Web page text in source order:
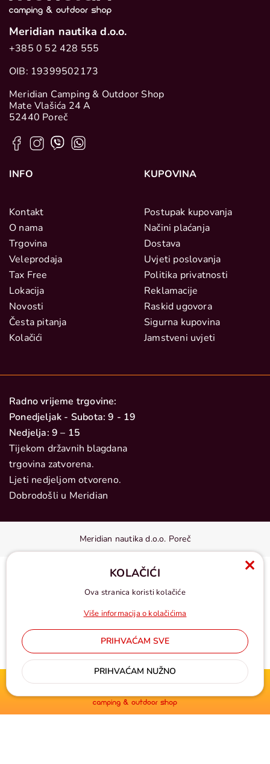
Meridian nautika d.o.o.
+385 0 52 428 555
OIB: 19399502173
Meridian Camping & Outdoor Shop
Mate Vlašića 24 A
52440 Poreč
INFO
Kontakt
O nama
Trgovina
Veleprodaja
Tax Free
Lokacija
Novosti
Česta pitanja
Kolačići
KUPOVINA
Postupak kupovanja
Načini plaćanja
Dostava
Uvjeti poslovanja
Politika privatnosti
Reklamacije
Raskid ugovora
Sigurna kupovina
Jamstveni uvjeti
Radno vrijeme trgovine:
Ponedjeljak - Subota: 9 - 19
Nedjelja: 9 – 15
Tijekom državnih blagdana
trgovina zatvorena.
Ljeti nedjeljom otvoreno.
Dobrodošli u Meridian
Meridian nautika d.o.o. Poreč
Cijene u eurima, pdv uključen
KOLAČIĆI
Ova stranica koristi kolačiće
Više informacija o kolačićima
PRIHVAĆAM SVE
PRIHVAĆAM NUŽNO